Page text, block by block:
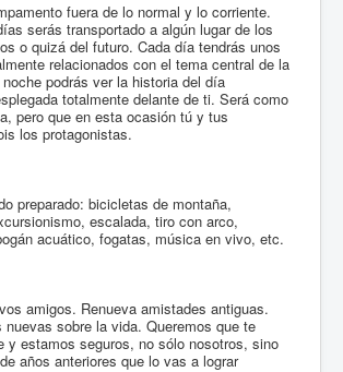
fuera de lo normal y lo corriente.
serás transportado a algún lugar de los
o quizá del futuro. Cada día tendrás unos
relacionados con el tema central de la
podrás ver la historia del día
totalmente delante de ti. Será como
pero que en esta ocasión tú y tus
los protagonistas.
preparado: bicicletas de montaña,
escalada, tiro con arco,
acuático, fogatas, música en vivo, etc.
amigos. Renueva amistades antiguas.
nuevas sobre la vida. Queremos que te
y estamos seguros, no sólo nosotros, sino
años anteriores que lo vas a lograr